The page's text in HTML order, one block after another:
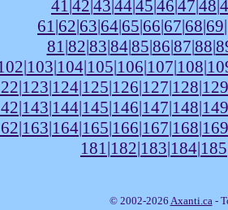
41 |42|43|44|45|46|47|48|
61 |62|63|64|65|66|67|68|69
81 |82|83|84|85|86|87|88|
|103|104|105|106|107|108|
|123|124|125|126|127|128|129
|143|144|145|146|147|148|149
|163|164|165|166|167|168|169
181 |182|183|184|185
© 2002-2026 Axanti.ca -